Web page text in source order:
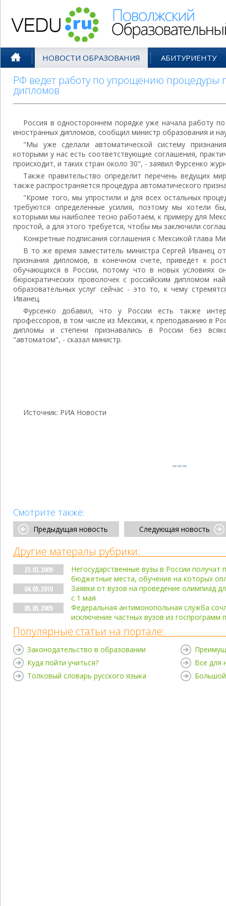
НОВОСТИ ОБРАЗОВАНИЯ АБИТУРИЕНТУ
РФ ведет работу по упрощению процедуры
дипломов
Россия в одностороннем порядке уже начала работу
иностранных дипломов, сообщил министр образования и
"Мы уже сделали автоматической систему
которыми у нас есть соответствующие соглашения,
происходит, и таких стран около 30", - заявил Фурсенко
Также правительство определит перечень ведущих
также распространяется процедура автоматического
"Кроме того, мы упростили и для всех остальных
требуются определенные усилия, поэтому мы хотели
которыми мы наиболее тесно работаем, к примеру для
простой, а для этого требуется, чтобы мы заключили
Конкретные подписания соглашения с Мексикой глава
В то же время заместитель министра Сергей Иванец
признания дипломов, в конечном счете, приведет к
обучающихся в России, потому что в новых условиях
бюрократических проволочек с российским дипломом
образовательных услуг сейчас - это то, к чему
Иванец.
Фурсенко добавил, что у России есть также
профессоров, в том числе из Мексики, к преподаванию в
дипломы и степени признавались в России без
"автоматом", - сказал министр.
Источник: РИА Новости
Смотрите также:
Предыдущая новость Следующая новость
Другие матералы рубрики:
23.03.2009
Негосударственные вузы в России получат
бюджетные места, обучение на которых
04.05.2010
Заявки от вузов на проведение олимпиад
с 1 мая
05.05.2009
Федеральная антимонопольная служба
исключение частных вузов из госпрограмм
Популярные статьи на портале:
Законодательство в образовании
Куда пойти учиться?
Толковый словарь русского языка
Все для
Большой